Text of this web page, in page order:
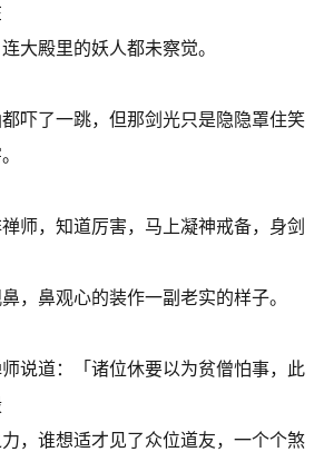
大殿里的妖人都未察觉。
了一跳，但那剑光只是隐隐罩住笑
，知道厉害，马上凝神戒备，身剑
，鼻观心的装作一副老实的样子。
道：「诸位休要以为贫僧怕事，此
，谁想适才见了众位道友，一个个煞